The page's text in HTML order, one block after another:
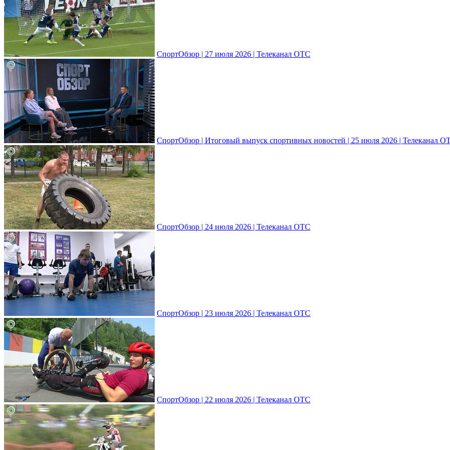
СпортОбзор | 27 июля 2026 | Телеканал ОТС
СпортОбзор | Итоговый выпуск спортивных новостей | 25 июля 2026 | Телеканал
СпортОбзор | 24 июля 2026 | Телеканал ОТС
СпортОбзор | 23 июля 2026 | Телеканал ОТС
СпортОбзор | 22 июля 2026 | Телеканал ОТС